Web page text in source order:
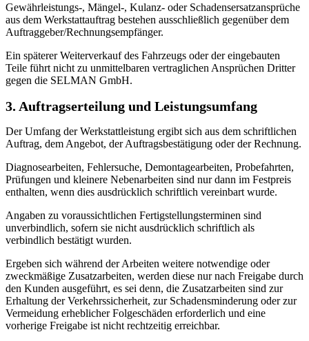
Gewährleistungs-, Mängel-, Kulanz- oder Schadensersatzansprüche
aus dem Werkstattauftrag bestehen ausschließlich gegenüber dem
Auftraggeber/Rechnungsempfänger.
Ein späterer Weiterverkauf des Fahrzeugs oder der eingebauten
Teile führt nicht zu unmittelbaren vertraglichen Ansprüchen Dritter
gegen die SELMAN GmbH.
3. Auftragserteilung und Leistungsumfang
Der Umfang der Werkstattleistung ergibt sich aus dem schriftlichen
Auftrag, dem Angebot, der Auftragsbestätigung oder der Rechnung.
Diagnosearbeiten, Fehlersuche, Demontagearbeiten, Probefahrten,
Prüfungen und kleinere Nebenarbeiten sind nur dann im Festpreis
enthalten, wenn dies ausdrücklich schriftlich vereinbart wurde.
Angaben zu voraussichtlichen Fertigstellungsterminen sind
unverbindlich, sofern sie nicht ausdrücklich schriftlich als
verbindlich bestätigt wurden.
Ergeben sich während der Arbeiten weitere notwendige oder
zweckmäßige Zusatzarbeiten, werden diese nur nach Freigabe durch
den Kunden ausgeführt, es sei denn, die Zusatzarbeiten sind zur
Erhaltung der Verkehrssicherheit, zur Schadensminderung oder zur
Vermeidung erheblicher Folgeschäden erforderlich und eine
vorherige Freigabe ist nicht rechtzeitig erreichbar.